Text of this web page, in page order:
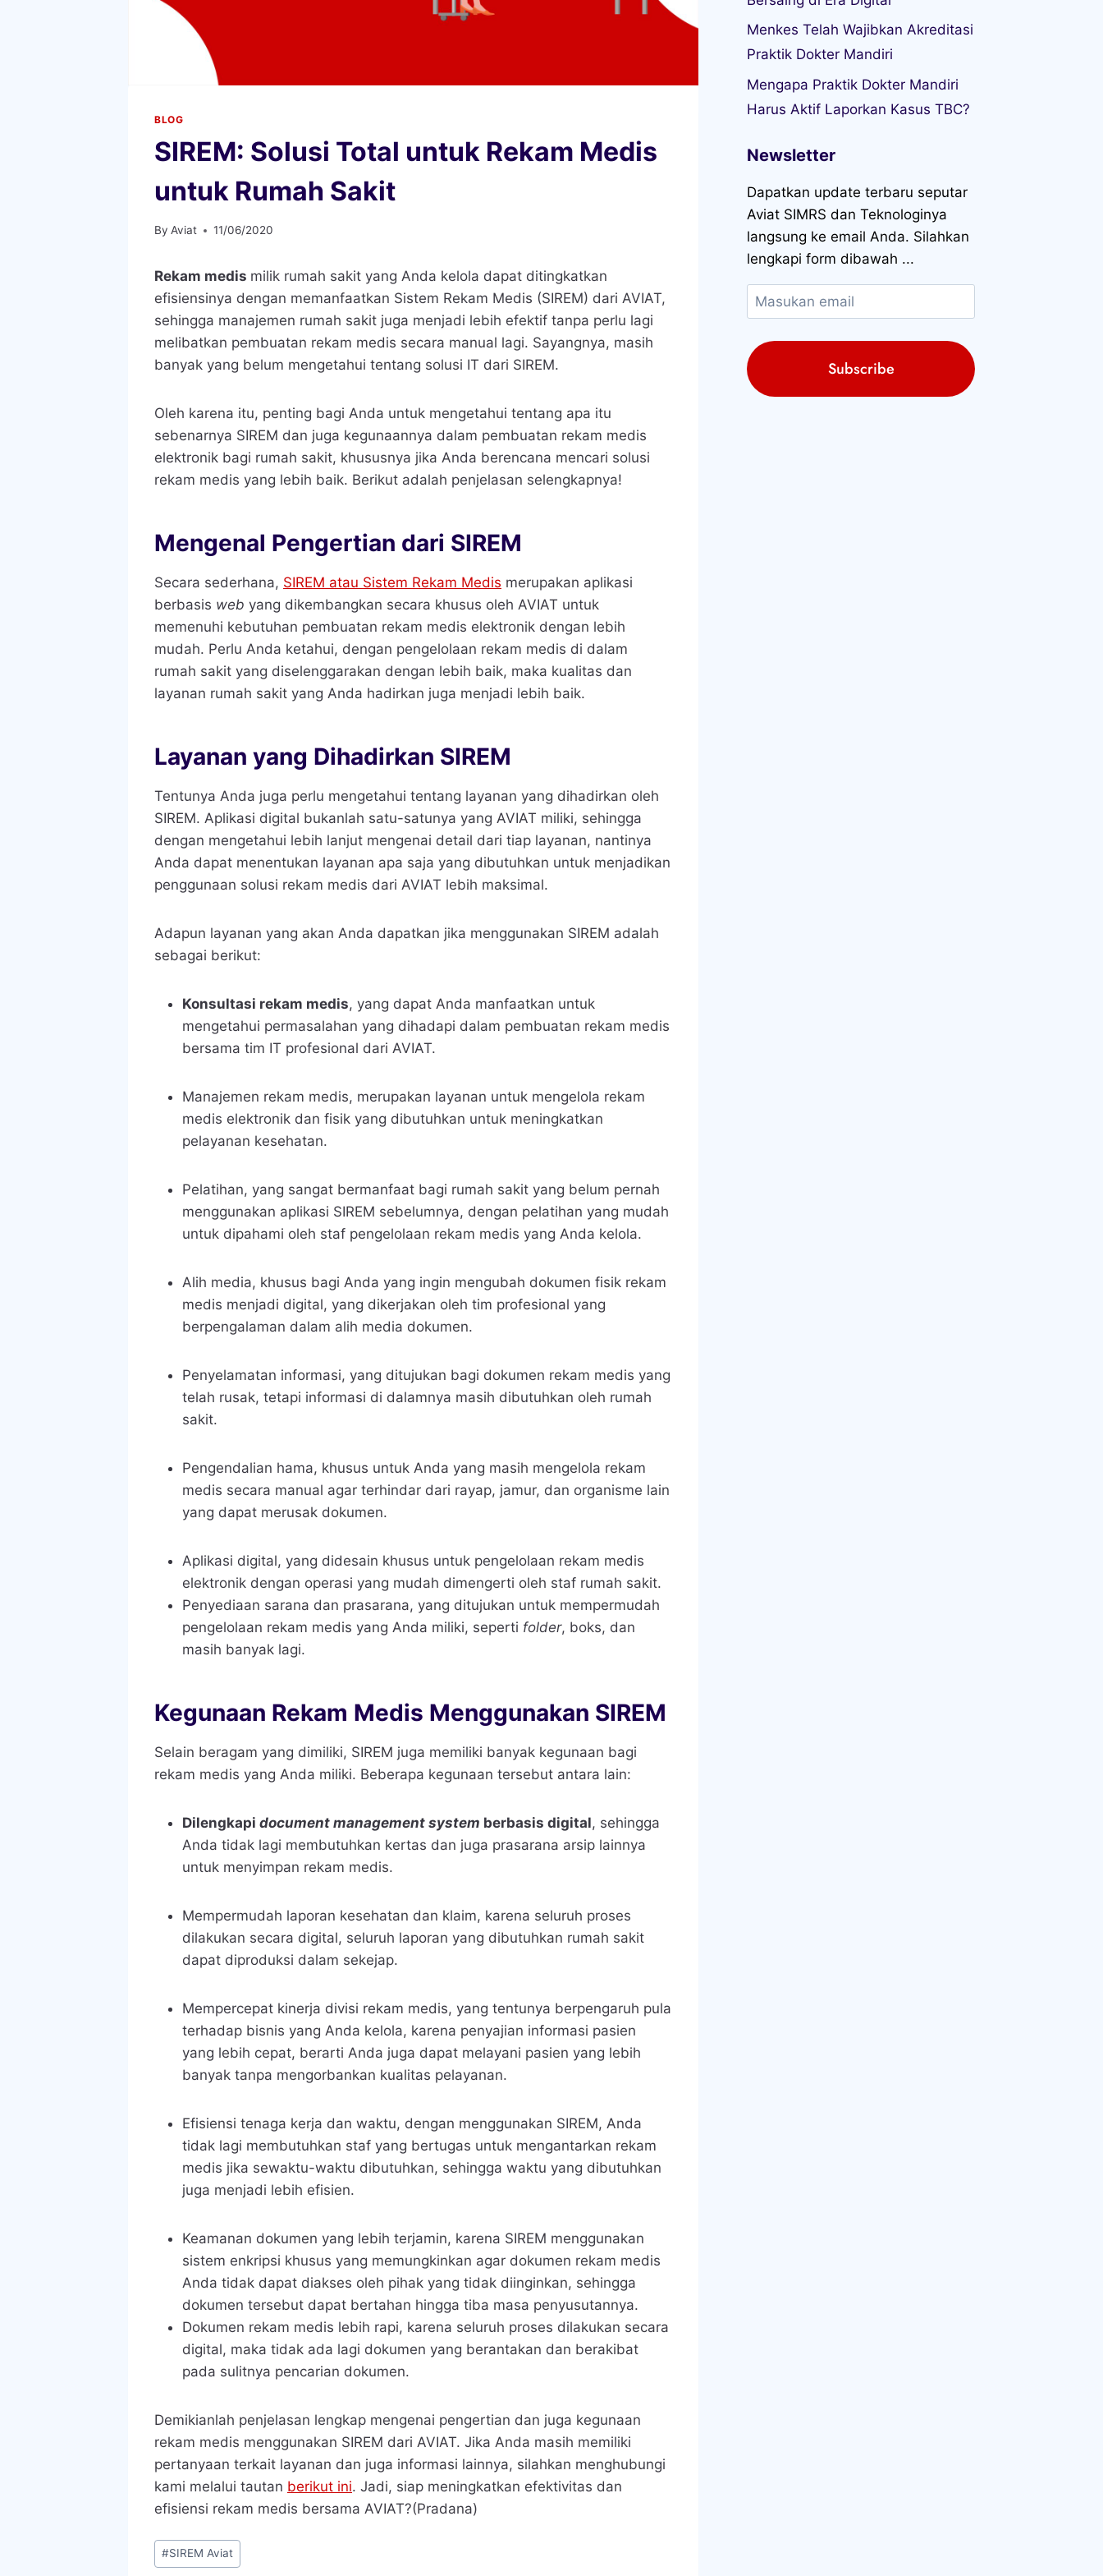
BLOG
SIREM: Solusi Total untuk Rekam Medis
untuk Rumah Sakit
By Aviat 11/06/2020
Rekam medis milik rumah sakit yang Anda kelola dapat ditingkatkan
efisiensinya dengan memanfaatkan Sistem Rekam Medis (SIREM) dari AVIAT,
sehingga manajemen rumah sakit juga menjadi lebih efektif tanpa perlu lagi
melibatkan pembuatan rekam medis secara manual lagi. Sayangnya, masih
banyak yang belum mengetahui tentang solusi IT dari SIREM.
Oleh karena itu, penting bagi Anda untuk mengetahui tentang apa itu
sebenarnya SIREM dan juga kegunaannya dalam pembuatan rekam medis
elektronik bagi rumah sakit, khususnya jika Anda berencana mencari solusi
rekam medis yang lebih baik. Berikut adalah penjelasan selengkapnya!
Mengenal Pengertian dari SIREM
Secara sederhana, SIREM atau Sistem Rekam Medis merupakan aplikasi
berbasis web yang dikembangkan secara khusus oleh AVIAT untuk
memenuhi kebutuhan pembuatan rekam medis elektronik dengan lebih
mudah. Perlu Anda ketahui, dengan pengelolaan rekam medis di dalam
rumah sakit yang diselenggarakan dengan lebih baik, maka kualitas dan
layanan rumah sakit yang Anda hadirkan juga menjadi lebih baik.
Layanan yang Dihadirkan SIREM
Tentunya Anda juga perlu mengetahui tentang layanan yang dihadirkan oleh
SIREM. Aplikasi digital bukanlah satu-satunya yang AVIAT miliki, sehingga
dengan mengetahui lebih lanjut mengenai detail dari tiap layanan, nantinya
Anda dapat menentukan layanan apa saja yang dibutuhkan untuk menjadikan
penggunaan solusi rekam medis dari AVIAT lebih maksimal.
Adapun layanan yang akan Anda dapatkan jika menggunakan SIREM adalah
sebagai berikut:
Konsultasi rekam medis, yang dapat Anda manfaatkan untuk
mengetahui permasalahan yang dihadapi dalam pembuatan rekam medis
bersama tim IT profesional dari AVIAT.
Manajemen rekam medis, merupakan layanan untuk mengelola rekam
medis elektronik dan fisik yang dibutuhkan untuk meningkatkan
pelayanan kesehatan.
Pelatihan, yang sangat bermanfaat bagi rumah sakit yang belum pernah
menggunakan aplikasi SIREM sebelumnya, dengan pelatihan yang mudah
untuk dipahami oleh staf pengelolaan rekam medis yang Anda kelola.
Alih media, khusus bagi Anda yang ingin mengubah dokumen fisik rekam
medis menjadi digital, yang dikerjakan oleh tim profesional yang
berpengalaman dalam alih media dokumen.
Penyelamatan informasi, yang ditujukan bagi dokumen rekam medis yang
telah rusak, tetapi informasi di dalamnya masih dibutuhkan oleh rumah
sakit.
Pengendalian hama, khusus untuk Anda yang masih mengelola rekam
medis secara manual agar terhindar dari rayap, jamur, dan organisme lain
yang dapat merusak dokumen.
Aplikasi digital, yang didesain khusus untuk pengelolaan rekam medis
elektronik dengan operasi yang mudah dimengerti oleh staf rumah sakit.
Penyediaan sarana dan prasarana, yang ditujukan untuk mempermudah
pengelolaan rekam medis yang Anda miliki, seperti folder, boks, dan
masih banyak lagi.
Kegunaan Rekam Medis Menggunakan SIREM
Selain beragam yang dimiliki, SIREM juga memiliki banyak kegunaan bagi
rekam medis yang Anda miliki. Beberapa kegunaan tersebut antara lain:
Dilengkapi document management system berbasis digital, sehingga
Anda tidak lagi membutuhkan kertas dan juga prasarana arsip lainnya
untuk menyimpan rekam medis.
Mempermudah laporan kesehatan dan klaim, karena seluruh proses
dilakukan secara digital, seluruh laporan yang dibutuhkan rumah sakit
dapat diproduksi dalam sekejap.
Mempercepat kinerja divisi rekam medis, yang tentunya berpengaruh pula
terhadap bisnis yang Anda kelola, karena penyajian informasi pasien
yang lebih cepat, berarti Anda juga dapat melayani pasien yang lebih
banyak tanpa mengorbankan kualitas pelayanan.
Efisiensi tenaga kerja dan waktu, dengan menggunakan SIREM, Anda
tidak lagi membutuhkan staf yang bertugas untuk mengantarkan rekam
medis jika sewaktu-waktu dibutuhkan, sehingga waktu yang dibutuhkan
juga menjadi lebih efisien.
Keamanan dokumen yang lebih terjamin, karena SIREM menggunakan
sistem enkripsi khusus yang memungkinkan agar dokumen rekam medis
Anda tidak dapat diakses oleh pihak yang tidak diinginkan, sehingga
dokumen tersebut dapat bertahan hingga tiba masa penyusutannya.
Dokumen rekam medis lebih rapi, karena seluruh proses dilakukan secara
digital, maka tidak ada lagi dokumen yang berantakan dan berakibat
pada sulitnya pencarian dokumen.
Demikianlah penjelasan lengkap mengenai pengertian dan juga kegunaan
rekam medis menggunakan SIREM dari AVIAT. Jika Anda masih memiliki
pertanyaan terkait layanan dan juga informasi lainnya, silahkan menghubungi
kami melalui tautan berikut ini. Jadi, siap meningkatkan efektivitas dan
efisiensi rekam medis bersama AVIAT?(Pradana)
Post
Tags:
#SIREM Aviat
Menkes Telah Wajibkan Akreditasi
Praktik Dokter Mandiri
Mengapa Praktik Dokter Mandiri
Harus Aktif Laporkan Kasus TBC?
Newsletter
Dapatkan update terbaru seputar
Aviat SIMRS dan Teknologinya
langsung ke email Anda. Silahkan
lengkapi form dibawah ...